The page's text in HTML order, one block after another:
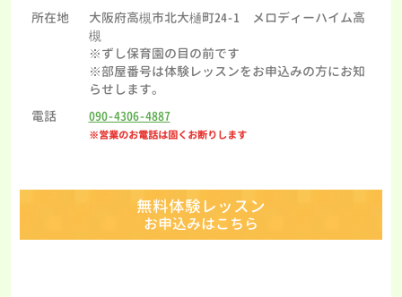
所在地
大阪府高槻市北大樋町24-1 メロディーハイム高
槻
※ずし保育園の目の前です
※部屋番号は体験レッスンをお申込みの方にお知
らせします。
電話
090-4306-4887
※営業のお電話は固くお断りします
無料体験レッスン
お申込みはこちら